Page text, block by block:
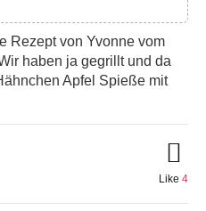
Rezept von Yvonne vom
haben ja gegrillt und da
Apfel Spieße mit
Like 4